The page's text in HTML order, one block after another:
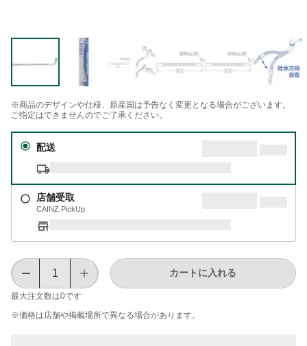
※商品のデザインや仕様、原産国は予告なく変更となる場合がございます。
ご指定はできませんのでご了承ください。
配送
店舗受取
CAINZ PickUp
最大注文数は0です
カートに入れる
※価格は​店舗や​掲載場所で​異なる​場合が​あります。